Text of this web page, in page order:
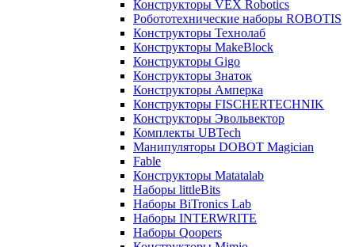
Конструкторы VEX Robotics
Робототехнические наборы ROBOTIS
Конструкторы Технолаб
Конструкторы MakeBlock
Конструкторы Gigo
Конструкторы Знаток
Конструкторы Амперка
Конструкторы FISCHERTECHNIK
Конструкторы Эвольвектор
Комплекты UBTech
Манипуляторы DOBOT Magician
Fable
Конструкторы Matatalab
Наборы littleBits
Наборы BiTronics Lab
Наборы INTERWRITE
Наборы Qoopers